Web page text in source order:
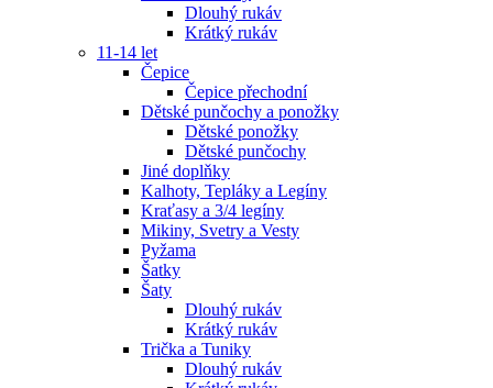
Dlouhý rukáv
Krátký rukáv
11-14 let
Čepice
Čepice přechodní
Dětské punčochy a ponožky
Dětské ponožky
Dětské punčochy
Jiné doplňky
Kalhoty, Tepláky a Legíny
Kraťasy a 3/4 legíny
Mikiny, Svetry a Vesty
Pyžama
Šatky
Šaty
Dlouhý rukáv
Krátký rukáv
Trička a Tuniky
Dlouhý rukáv